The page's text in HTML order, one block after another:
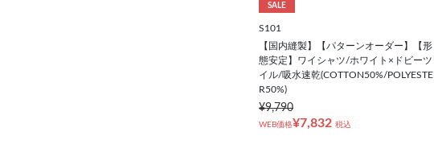
SALE
S101
【国内縫製】【パターンオーダー】【形
態安定】ワイシャツ/ホワイト×ドビーツ
イル/吸水速乾(COTTON50%/POLYESTE
R50%)
¥9,790
WEB価格¥7,832 税込